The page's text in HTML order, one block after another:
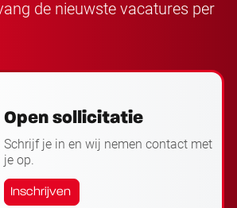
de nieuwste vacatures per
Open sollicitatie
Schrijf je in en wij nemen contact met
je op.
Inschrijven